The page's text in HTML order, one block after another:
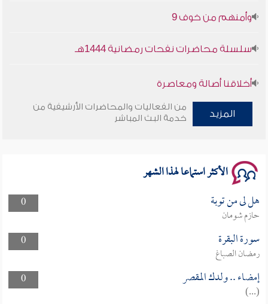
وأمنهم من خوف 9
سلسلة محاضرات نفحات رمضانية 1444هـ
أخلاقنا أصالة ومعاصرة
وأمنهم من خوف 9
المزيد
من الفعاليات والمحاضرات الأرشيفية من
خدمة البث المباشر
الأكثر استماعا لهذا الشهر
0 هل لى من توبة
حازم شومان
0
سورة البقرة
رمضان الصباغ
0
إمضاء .. ولدك المقصر
(...)